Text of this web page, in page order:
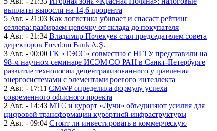
выплаты выросли на 14,6 процента
5 Авг. - 21:03 Как логистика убивает и спасает рейтинг
селлера: разбираем цепочку от склада до покупателя
4 Авг. - 21:34 Владимир Почекуев стал председателем совета
директоров Freedom Bank A.Ş.
3 Авг. - 00:00 ГК «ТЭСС» совместно с НГТУ представили на
98-м научном семинаре ИСЭМ СО РАН в Санкт-Петербурге
развитие технологии децентрализованного управления
энергосистемами с элементами роевого интеллекта
2 Авг. - 17:11 CMWP определила формулу успеха
современного офисного проекта
2 Авг. - 14:43 МТС и курорт «Лучи» объединяют усилия для
цифровой трансформации курортной инфраструктуры
2 Авг. - 09:04 Стоит ли инвестировать в коммерческую